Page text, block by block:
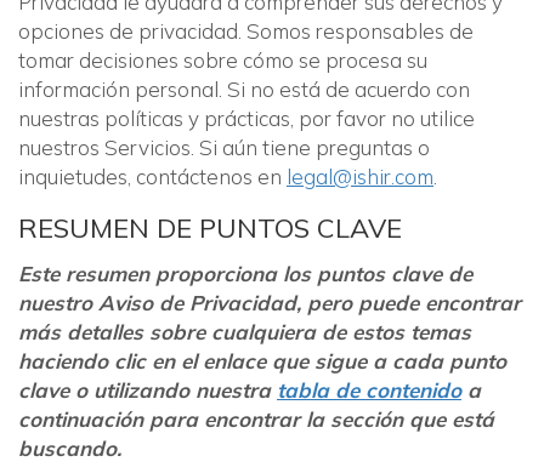
opciones de privacidad. Somos responsables de
tomar decisiones sobre cómo se procesa su
información personal. Si no está de acuerdo con
nuestras políticas y prácticas, por favor no utilice
nuestros Servicios. Si aún tiene preguntas o
inquietudes, contáctenos en legal@ishir.com.
RESUMEN DE PUNTOS CLAVE
Este resumen proporciona los puntos clave de
nuestro Aviso de Privacidad, pero puede encontrar
más detalles sobre cualquiera de estos temas
haciendo clic en el enlace que sigue a cada punto
clave o utilizando nuestra tabla de contenidoa
continuación para encontrar la sección que está
buscando.